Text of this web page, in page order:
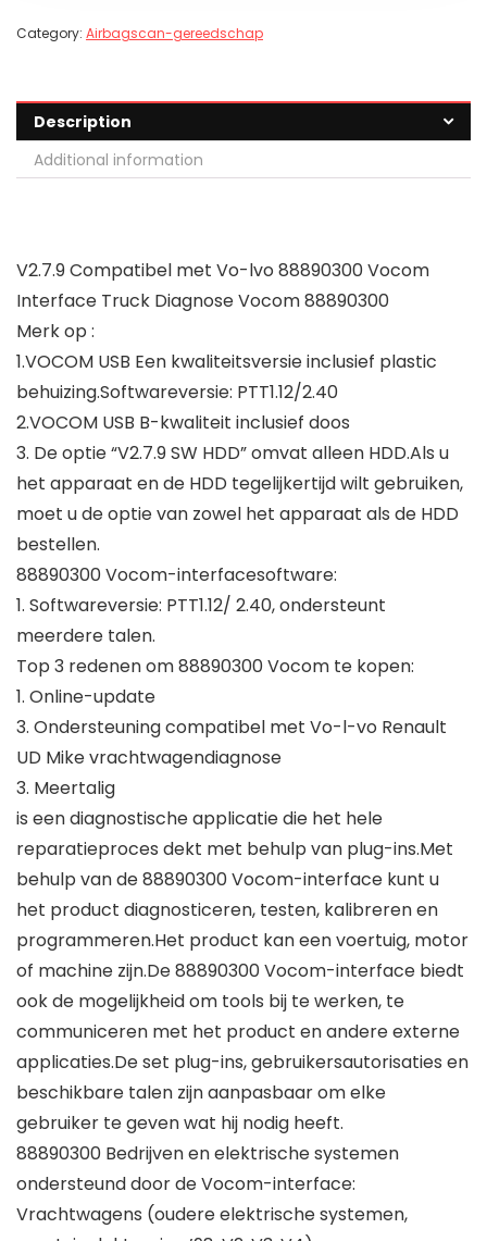
Category: Airbagscan-gereedschap
Description
Additional information
V2.7.9 Compatibel met Vo-lvo 88890300 Vocom
Interface Truck Diagnose Vocom 88890300
Merk op :
1.VOCOM USB Een kwaliteitsversie inclusief plastic
behuizing.Softwareversie: PTT1.12/2.40
2.VOCOM USB B-kwaliteit inclusief doos
3. De optie “V2.7.9 SW HDD” omvat alleen HDD.Als u
het apparaat en de HDD tegelijkertijd wilt gebruiken,
moet u de optie van zowel het apparaat als de HDD
bestellen.
88890300 Vocom-interfacesoftware:
1. Softwareversie: PTT1.12/ 2.40, ondersteunt
meerdere talen.
Top 3 redenen om 88890300 Vocom te kopen:
1. Online-update
3. Ondersteuning compatibel met Vo-l-vo Renault
UD Mike vrachtwagendiagnose
3. Meertalig
is een diagnostische applicatie die het hele
reparatieproces dekt met behulp van plug-ins.Met
behulp van de 88890300 Vocom-interface kunt u
het product diagnosticeren, testen, kalibreren en
programmeren.Het product kan een voertuig, motor
of machine zijn.De 88890300 Vocom-interface biedt
ook de mogelijkheid om tools bij te werken, te
communiceren met het product en andere externe
applicaties.De set plug-ins, gebruikersautorisaties en
beschikbare talen zijn aanpasbaar om elke
gebruiker te geven wat hij nodig heeft.
88890300 Bedrijven en elektrische systemen
ondersteund door de Vocom-interface:
Vrachtwagens (oudere elektrische systemen,